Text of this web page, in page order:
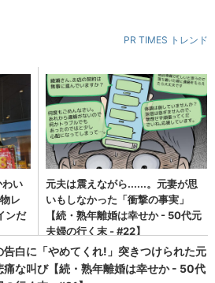
PR TIMES トレンド